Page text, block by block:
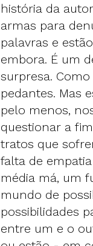
história da
armas para
palavras e
embora. É um
surpresa.
pedantes. Mas
pelo menos,
questionar a
tratos que
falta de
média má, um
mundo de
possibilidades
entre um e o